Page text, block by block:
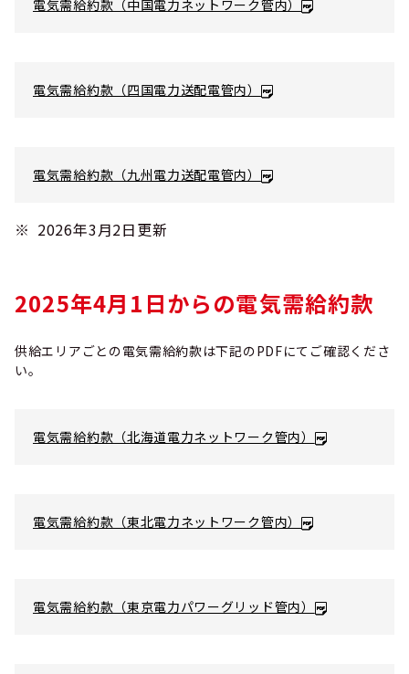
電気需給約款（中国電力ネットワーク管内）
電気需給約款（四国電力送配電管内）
電気需給約款（九州電力送配電管内）
2026年3月2日更新
2025年4月1日からの電気需給約款
供給エリアごとの電気需給約款は下記のPDFにてご確認くださ
い。
電気需給約款（北海道電力ネットワーク管内）
電気需給約款（東北電力ネットワーク管内）
電気需給約款（東京電力パワーグリッド管内）